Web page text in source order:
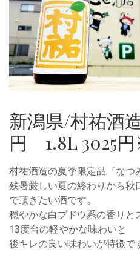
新潟県/村祐酒
円 1.8L 3025
村祐酒造の夏季限定品『なつ
残暑厳しい夏の終わりから秋
で頂きたい酒です。
穏やかな白ブドウ系の香りと
13度台の軽やかな味わいと
後キレの良い味わいが特徴で